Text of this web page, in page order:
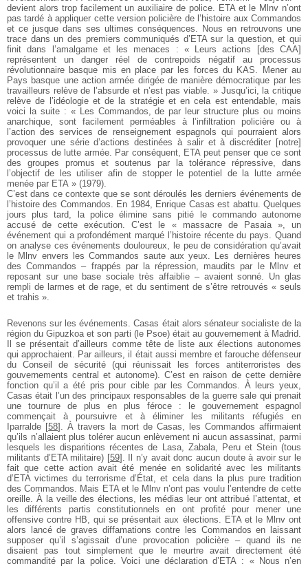
devient alors trop facilement un auxiliaire de police. ETA et le Mlnv n’ont
pas tardé à appliquer cette version policière de l’histoire aux Commandos
et ce jusque dans ses ultimes conséquences. Nous en retrouvons une
trace dans un des premiers communiqués d’ETA sur la question, et qui
finit dans l’amalgame et les menaces : « Leurs actions [des CAA]
représentent un danger réel de contrepoids négatif au processus
révolutionnaire basque mis en place par les forces du KAS. Mener au
Pays basque une action armée dirigée de manière démocratique par les
travailleurs relève de l’absurde et n’est pas viable. » Jusqu’ici, la critique
relève de l’idéologie et de la stratégie et en cela est entendable, mais
voici la suite : « Les Commandos, de par leur structure plus ou moins
anarchique, sont facilement perméables à l’infiltration policière ou à
l’action des services de renseignement espagnols qui pourraient alors
provoquer une série d’actions destinées à salir et à discréditer [notre]
processus de lutte armée. Par conséquent, ETA peut penser que ce sont
des groupes promus et soutenus par la tolérance répressive, dans
l’objectif de les utiliser afin de stopper le potentiel de la lutte armée
menée par ETA » (1979).
C’est dans ce contexte que se sont déroulés les derniers événements de
l’histoire des Commandos. En 1984, Enrique Casas est abattu. Quelques
jours plus tard, la police élimine sans pitié le commando autonome
accusé de cette exécution. C’est le « massacre de Pasaia », un
événement qui a profondément marqué l’histoire récente du pays. Quand
on analyse ces événements douloureux, le peu de considération qu’avait
le Mlnv envers les Commandos saute aux yeux. Les dernières heures
des Commandos – frappés par la répression, maudits par le Mlnv et
reposant sur une base sociale très affaiblie – avaient sonné. Un glas
rempli de larmes et de rage, et du sentiment de s’être retrouvés « seuls
et trahis ».
Revenons sur les événements. Casas était alors sénateur socialiste de la
région du Gipuzkoa et son parti (le Psoe) était au gouvernement à Madrid.
Il se présentait d’ailleurs comme tête de liste aux élections autonomes
qui approchaient. Par ailleurs, il était aussi membre et farouche défenseur
du Conseil de sécurité (qui réunissait les forces antiterroristes des
gouvernements central et autonome). C’est en raison de cette dernière
fonction qu’il a été pris pour cible par les Commandos. À leurs yeux,
Casas était l’un des principaux responsables de la guerre sale qui prenait
une tournure de plus en plus féroce : le gouvernement espagnol
commençait à poursuivre et à éliminer les militants réfugiés en
Iparralde [58]
. À travers la mort de Casas, les Commandos affirmaient
qu’ils n’allaient plus tolérer aucun enlèvement ni aucun assassinat, parmi
lesquels les disparitions récentes de Lasa, Zabala, Peru et Stein (tous
militants d’ETA militaire) [59]
. Il n’y avait donc aucun doute à avoir sur le
fait que cette action avait été menée en solidarité avec les militants
d’ETA victimes du terrorisme d’État, et cela dans la plus pure tradition
des Commandos. Mais ETA et le Mlnv n’ont pas voulu l’entendre de cette
oreille. À la veille des élections, les médias leur ont attribué l’attentat, et
les différents partis constitutionnels en ont profité pour mener une
offensive contre HB, qui se présentait aux élections. ETA et le Mlnv ont
alors lancé de graves diffamations contre les Commandos en laissant
supposer qu’il s’agissait d’une provocation policière – quand ils ne
disaient pas tout simplement que le meurtre avait directement été
commandité par la police. Voici une déclaration d’ETA : « Nous n’en